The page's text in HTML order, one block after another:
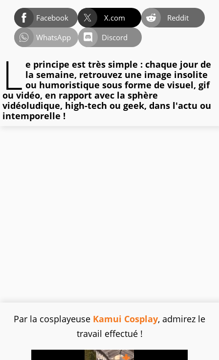
Facebook X.com
Reddit
WhatsApp
Discord
L e principe est très simple : chaque jour de
la semaine, retrouvez une image insolite
ou humoristique sous forme de visuel, gif
ou vidéo, en rapport avec la sphère
vidéoludique, high-tech ou geek, dans l'actu ou
intemporelle !
Par la cosplayeuse Kamui Cosplay, admirez le
travail effectué !